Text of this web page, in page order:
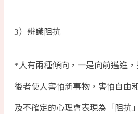
3）辨識阻抗
*人有兩種傾向，一是向前邁進，
後者使人害怕新事物，害怕自由
及不確定的心理會表現為「阻抗